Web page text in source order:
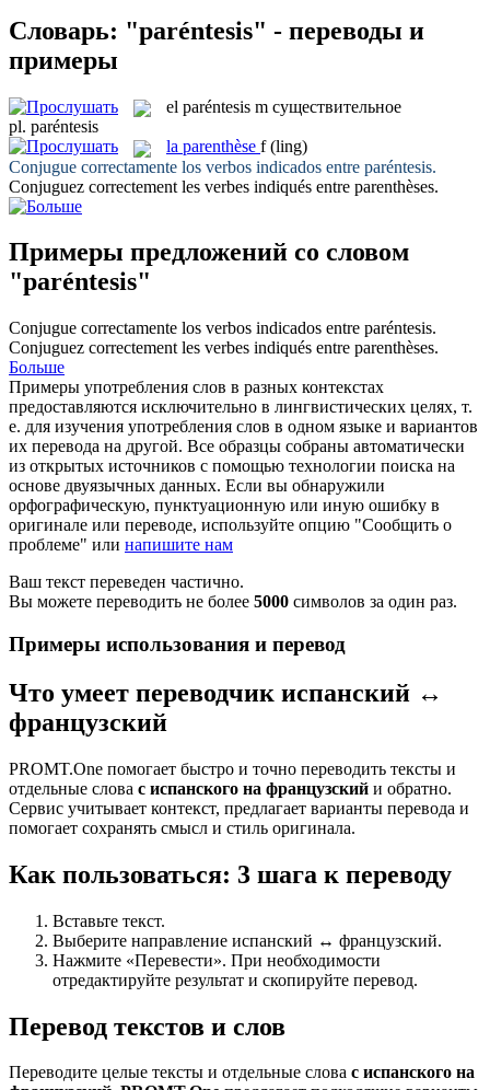
Словарь: "paréntesis" - переводы и
примеры
el paréntesis m существительное
pl. paréntesis
la parenthèse f (ling)
Conjugue correctamente los verbos indicados entre paréntesis.
Conjuguez correctement les verbes indiqués entre parenthèses.
Примеры предложений со словом
"paréntesis"
Conjugue correctamente los verbos indicados entre paréntesis.
Conjuguez correctement les verbes indiqués entre parenthèses.
Больше
Примеры употребления слов в разных контекстах
предоставляются исключительно в лингвистических целях, т.
е. для изучения употребления слов в одном языке и вариантов
их перевода на другой. Все образцы собраны автоматически
из открытых источников с помощью технологии поиска на
основе двуязычных данных. Если вы обнаружили
орфографическую, пунктуационную или иную ошибку в
оригинале или переводе, используйте опцию "Сообщить о
проблеме" или напишите нам
Ваш текст переведен частично.
Вы можете переводить не более 5000 символов за один раз.
Примеры использования и перевод
Что умеет переводчик испанский ↔
французский
PROMT.One помогает быстро и точно переводить тексты и
отдельные слова с испанского на французский и обратно.
Сервис учитывает контекст, предлагает варианты перевода и
помогает сохранять смысл и стиль оригинала.
Как пользоваться: 3 шага к переводу
Вставьте текст.
Выберите направление испанский ↔ французский.
Нажмите «Перевести». При необходимости
отредактируйте результат и скопируйте перевод.
Перевод текстов и слов
Переводите целые тексты и отдельные слова с испанского на